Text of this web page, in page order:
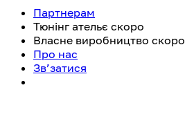
Партнерам
Тюнінг ательє скоро
Власне виробництво скоро
Про нас
Зв’затися